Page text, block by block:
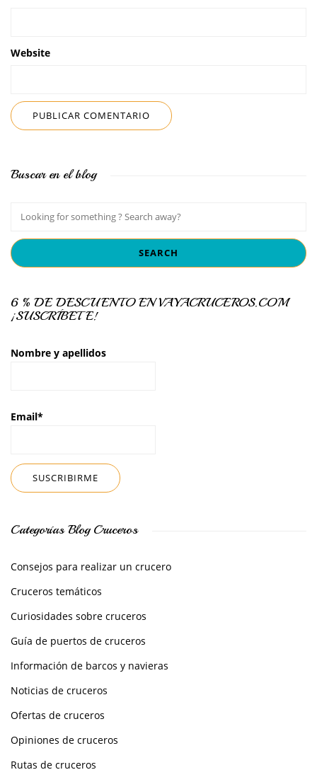
Website
Buscar en el blog
6 % DE DESCUENTO EN VAYACRUCEROS.COM
¡SUSCRÍBETE!
Nombre y apellidos
Email*
Categorías Blog Cruceros
Consejos para realizar un crucero
Cruceros temáticos
Curiosidades sobre cruceros
Guía de puertos de cruceros
Información de barcos y navieras
Noticias de cruceros
Ofertas de cruceros
Opiniones de cruceros
Rutas de cruceros